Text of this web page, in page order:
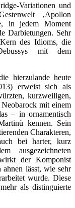
Variationen und
‚Apollon
in jedem Moment
Darbietungen. Sehr
des Idioms, die
mit dem
hierzulande heute
erweist sich als
kurzweiligen,
mit einem
– in ornamentisch
kennen. Sein
Charakteren,
bei harter, kurz
ausgezeichneten
der Komponist
lässt, wie sehr
wurde. Diese
als distinguierte